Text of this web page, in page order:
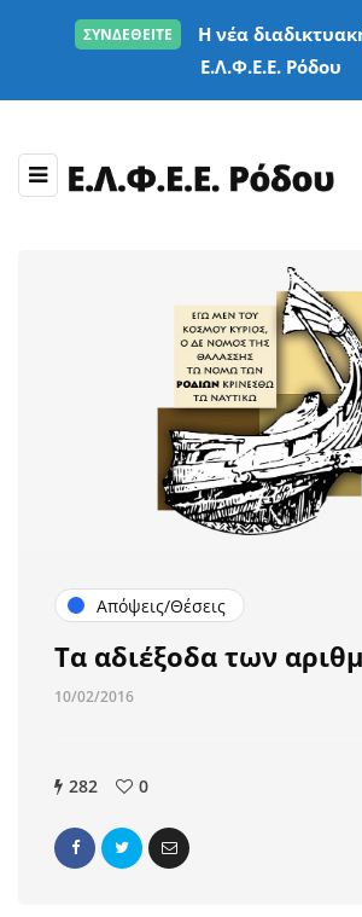
ΣΥΝΔΕΘΕΙΤΕ
Η νέα
Ε.Λ.Φ.Ε.Ε. Ρόδου
Απόψεις/Θέσεις
Τα αδιέξοδα των
10/02/2016
282 0